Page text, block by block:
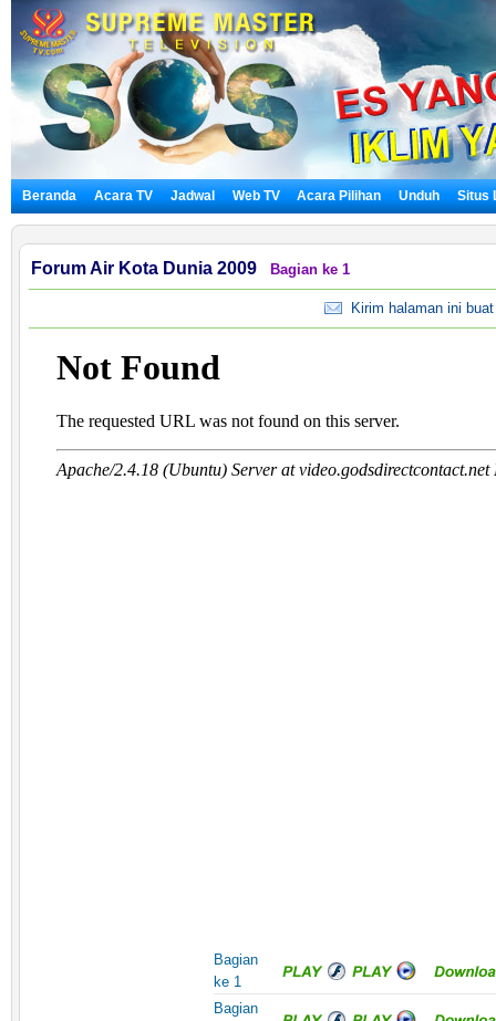
Beranda Acara TV Jadwal Web TV Acara Pilihan Unduh Situs
Forum Air Kota Dunia 2009 Bagian ke 1
Kirim halaman ini
Bagian
ke 1
Bagian